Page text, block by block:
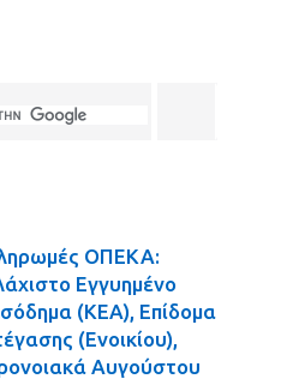
ΟΠΕΚΑ:
Εγγυημένο
(ΚΕΑ), Επίδομα
(Ενοικίου),
Αυγούστου